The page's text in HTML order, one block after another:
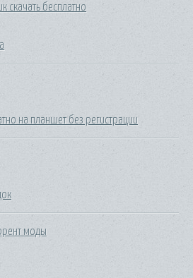
скачать бесплатно
на планшет без регистрации
моды